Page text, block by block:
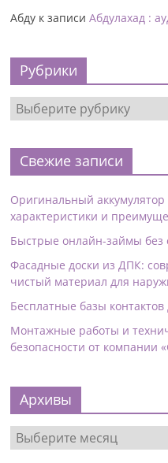
Абду к записиАбдулахад :
Рубрики
Свежие записи
Оригинальный
характеристики и
Быстрые онлайн-займы без
Фасадные доски из ДПК:
чистый материал для
Бесплатные базы
Монтажные работы и
безопасности от компании
Архивы